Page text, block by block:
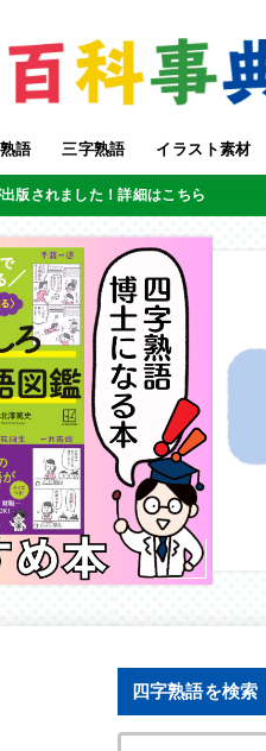
語 三字熟語 イラスト素材
版されました！詳細はこちら
四字熟語を検索